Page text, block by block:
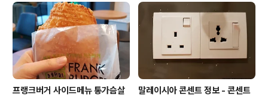
프랭크버거 사이드메뉴 통가슴살
말레이시아 콘센트 정보 - 콘센트